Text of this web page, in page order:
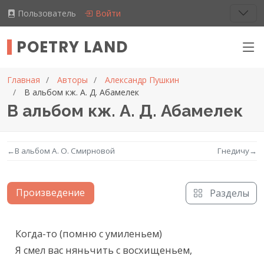
Пользователь Войти
POETRY LAND
Главная Авторы
Александр Пушкин
В альбом кж. А. Д. Абамелек
В альбом кж. А. Д. Абамелек
←В альбом А. О. Смирновой Гнедичу→
Произведение Разделы
Текст произведения
Когда-то (помню с умиленьем)
Я смел вас няньчить с восхищеньем,